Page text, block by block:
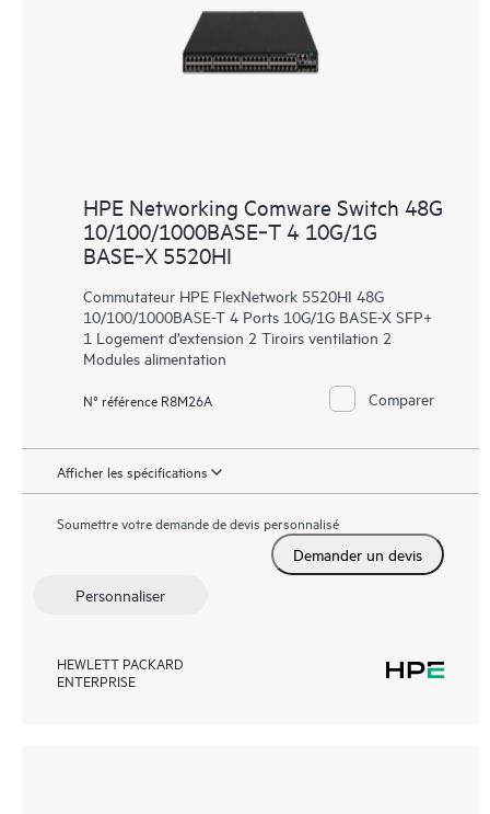
HPE Networking Comware Switch 48G
10/100/1000BASE‑T 4 10G/1G
BASE‑X 5520HI
Commutateur HPE FlexNetwork 5520HI 48G
10/100/1000BASE-T 4 Ports 10G/1G BASE-X SFP+
1 Logement d’extension 2 Tiroirs ventilation 2
Modules alimentation
N° référence R8M26A Comparer
Afficher les spécifications
Soumettre votre demande de devis personnalisé
Demander un devis
Personnaliser
HEWLETT PACKARD
ENTERPRISE